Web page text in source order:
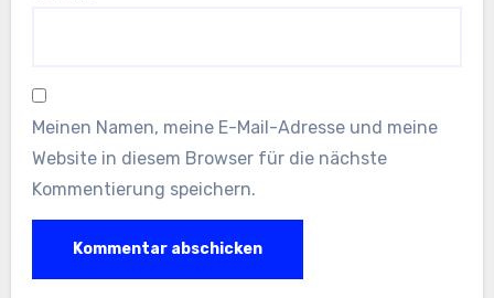
Meinen Namen, meine E-Mail-Adresse und meine
Website in diesem Browser für die nächste
Kommentierung speichern.